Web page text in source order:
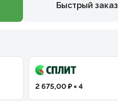
Быстрый заказ
2 675,00 ₽ × 4